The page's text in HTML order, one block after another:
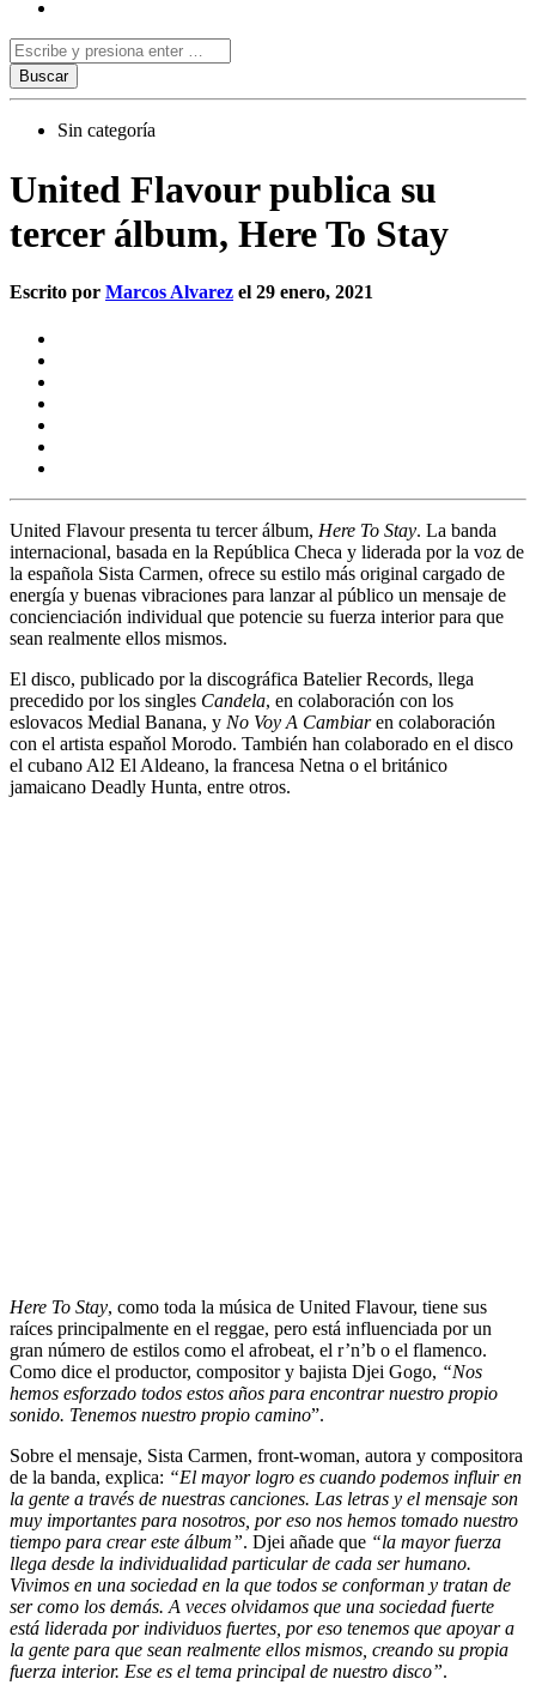
Sin categoría
United Flavour publica su
tercer álbum, Here To Stay
Escrito por Marcos Alvarez el 29 enero, 2021
United Flavourpresenta tu tercer álbum, Here To Stay. La banda
internacional, basada en la República Checa y liderada por la voz de
la española Sista Carmen, ofrece su estilo más original cargado de
energía y buenas vibraciones para lanzar al público un mensaje de
concienciación individual que potencie su fuerza interior para que
sean realmente ellos mismos.
El disco, publicado por la discográfica Batelier Records, llega
precedido por los singles Candela, en colaboración con los
eslovacos Medial Banana, y No Voy A Cambiaren colaboración
con el artista espaňol Morodo. También han colaborado en el disco
el cubano Al2 El Aldeano, la francesa Netna o el británico
jamaicano Deadly Hunta, entre otros.
Here To Stay, como toda la música de United Flavour, tiene sus
raíces principalmente en el reggae, pero está influenciada por un
gran número de estilos como el afrobeat, el r’n’b o el flamenco.
Como dice el productor, compositor y bajista Djei Gogo, “Nos
hemos esforzado todos estos años para encontrar nuestro propio
sonido. Tenemos nuestro propio camino”.
Sobre el mensaje, Sista Carmen, front-woman, autora y compositora
de la banda, explica: “El mayor logro es cuando podemos influir en
la gente a través de nuestras canciones. Las letras y el mensaje son
muy importantes para nosotros, por eso nos hemos tomado nuestro
tiempo para crear este álbum”. Djei añade que “la mayor fuerza
llega desde la individualidad particular de cada ser humano.
Vivimos en una sociedad en la que todos se conforman y tratan de
ser como los demás. A veces olvidamos que una sociedad fuerte
está liderada por individuos fuertes, por eso tenemos que apoyar a
la gente para que sean realmente ellos mismos, creando su propia
fuerza interior. Ese es el tema principal de nuestro disco”.